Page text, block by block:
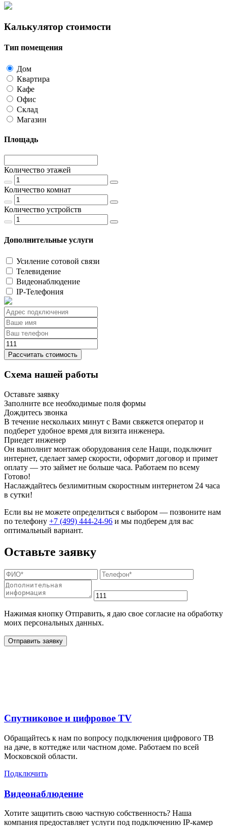
Калькулятор стоимости
Тип помещения
Дом
Квартира
Кафе
Офис
Склад
Магазин
Площадь
Количество этажей
Количество комнат
Количество устройств
Дополнительные услуги
Усиление сотовой связи
Телевидение
Видеонаблюдение
IP-Телефония
Рассчитать стоимость
Схема нашей работы
Оставьте заявку
Заполните все необходимые поля формы
Дождитесь звонка
В течение нескольких минут с Вами свяжется оператор и
подберет удобное время для визита инженера.
Приедет инженер
Он выполнит монтаж оборудования селе Нащи, подключит
интернет, сделает замер скорости, оформит договор и примет
оплату — это займет не больше часа. Работаем по всему
Готово!
Наслаждайтесь безлимитным скоростным интернетом 24 часа
в сутки!
Если вы не можете определиться с выбором — позвоните нам
по телефону +7 (499) 444-24-96 и мы подберем для вас
оптимальный вариант.
Оставьте заявку
Нажимая кнопку Отправить, я даю свое согласие на обработку
моих персональных данных.
Отправить заявку
Спутниковое и цифровое TV
Обращайтесь к нам по вопросу подключения цифрового ТВ
на даче, в коттедже или частном доме. Работаем по всей
Московской области.
Подключить
Видеонаблюдение
Хотите защитить свою частную собственность? Наша
компания предоставляет услуги под подключению IP-камер